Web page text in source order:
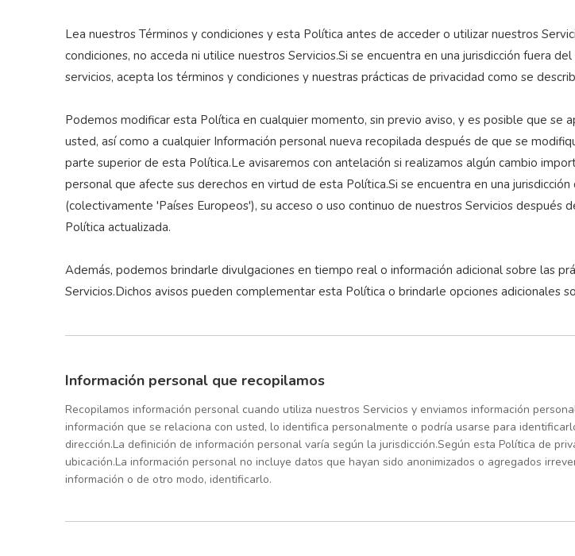
Lea nuestros Términos y condiciones y esta Política antes de acceder o utilizar nuestros
condiciones, no acceda ni utilice nuestros Servicios.Si se encuentra en una jurisdicción fuera
servicios, acepta los términos y condiciones y nuestras prácticas de privacidad como se
Podemos modificar esta Política en cualquier momento, sin previo aviso, y es posible que se
usted, así como a cualquier Información personal nueva recopilada después de que se
parte superior de esta Política.Le avisaremos con antelación si realizamos algún cambio
personal que afecte sus derechos en virtud de esta Política.Si se encuentra en una
(colectivamente 'Países Europeos'), su acceso o uso continuo de nuestros Servicios
Política actualizada.
Además, podemos brindarle divulgaciones en tiempo real o información adicional sobre las
Servicios.Dichos avisos pueden complementar esta Política o brindarle opciones adicionales
Información personal que recopilamos
Recopilamos información personal cuando utiliza nuestros Servicios y enviamos información
información que se relaciona con usted, lo identifica personalmente o podría usarse para
dirección.La definición de información personal varía según la jurisdicción.Según esta Política de
ubicación.La información personal no incluye datos que hayan sido anonimizados o agregados
información o de otro modo, identificarlo.